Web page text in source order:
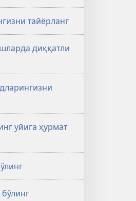
тайёрланг
диққатли
уйига ҳурмат